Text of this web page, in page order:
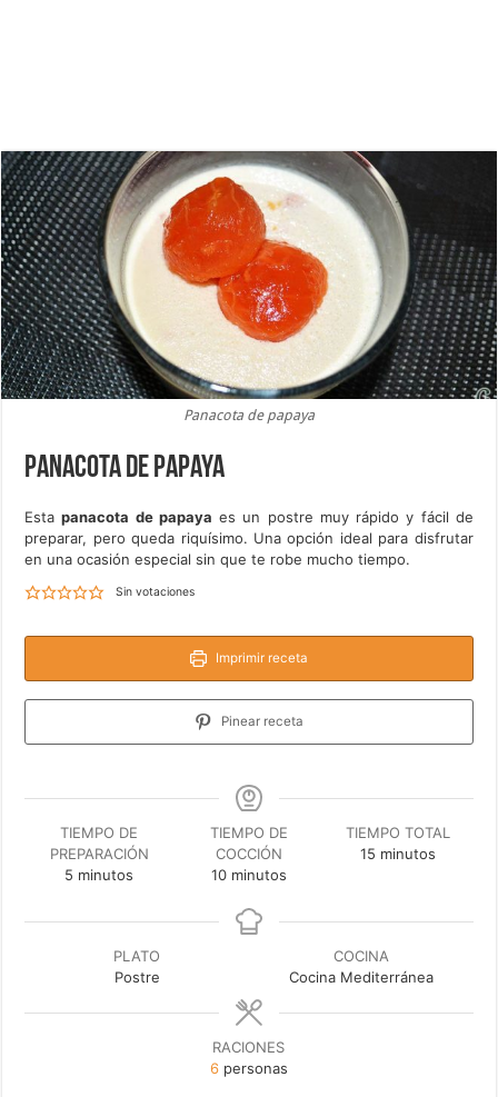
Panacota de papaya
Panacota de papaya
Estapanacota de papaya es un postre muy rápido y fácil de
preparar, pero queda riquísimo. Una opción ideal para disfrutar
en una ocasión especial sin que te robe mucho tiempo.
Sin votaciones
Imprimir receta
Pinear receta
TIEMPO DE
PREPARACIÓN
5 minutos
minutos
TIEMPO DE
COCCIÓN
10minutos
minutos
TIEMPO TOTAL
15 minutos
minutos
PLATO
Postre
COCINA
Cocina Mediterránea
RACIONES
6 personas